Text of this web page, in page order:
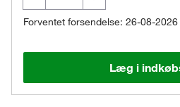
Forventet forsendelse: 26-08-2026
Læg i